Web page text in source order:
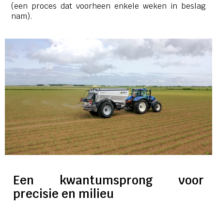
(een proces dat voorheen enkele weken in beslag
nam).
Een kwantumsprong voor
precisie en milieu